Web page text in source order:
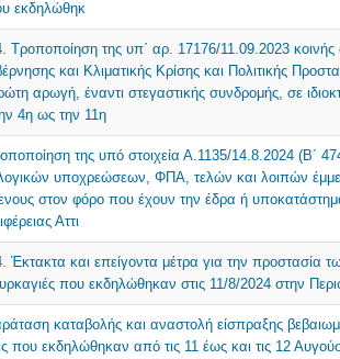
εκδηλώθηκ
της υπ΄ αρ. 17176/11.09.2023
και Κλιματικής Κρίσης και Πολιτικής
αρωγή, έναντι στεγαστικής συνδρομής, σε
4η ως την 11η
της υπό στοιχεία Α.1135/14.8.2024 (Β΄
υποχρεώσεων, ΦΠΑ, τελών και λοιπών
στον φόρο που έχουν την έδρα ή υποκατάστημα
Αττι
και επείγοντα μέτρα για την προστασία
που εκδηλώθηκαν στις 11/8/2024 στην
καταβολής και αναστολή είσπραξης
που εκδηλώθηκαν από τις 11 έως και τις 12